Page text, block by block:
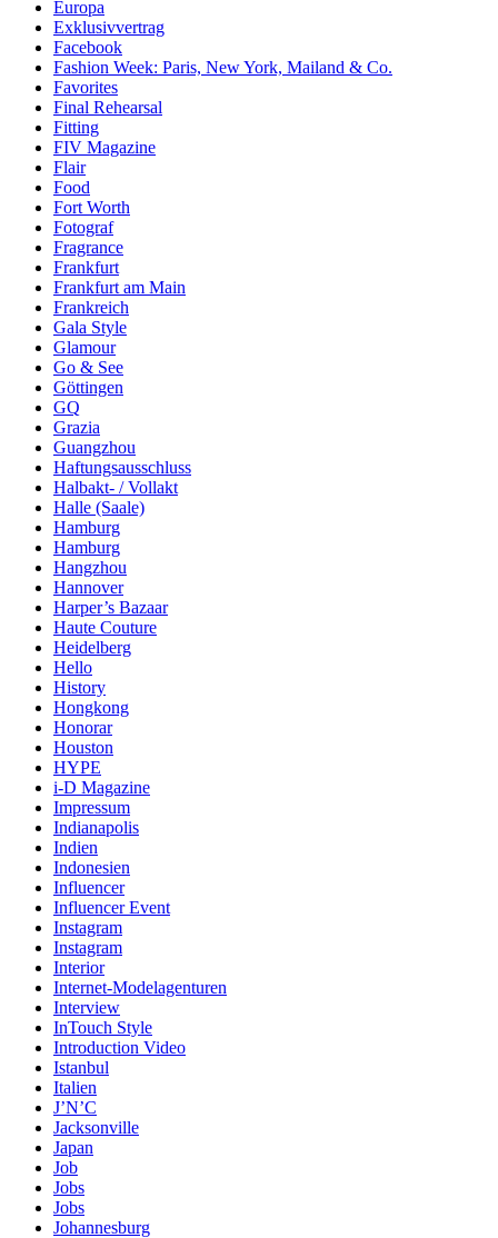
Europa
Exklusivvertrag
Facebook
Fashion Week: Paris, New York, Mailand & Co.
Favorites
Final Rehearsal
Fitting
FIV Magazine
Flair
Food
Fort Worth
Fotograf
Fragrance
Frankfurt
Frankfurt am Main
Frankreich
Gala Style
Glamour
Go & See
Göttingen
GQ
Grazia
Guangzhou
Haftungsausschluss
Halbakt- / Vollakt
Halle (Saale)
Hamburg
Hamburg
Hangzhou
Hannover
Harper’s Bazaar
Haute Couture
Heidelberg
Hello
History
Hongkong
Honorar
Houston
HYPE
i-D Magazine
Impressum
Indianapolis
Indien
Indonesien
Influencer
Influencer Event
Instagram
Instagram
Interior
Internet-Modelagenturen
Interview
InTouch Style
Introduction Video
Istanbul
Italien
J’N’C
Jacksonville
Japan
Job
Jobs
Jobs
Johannesburg